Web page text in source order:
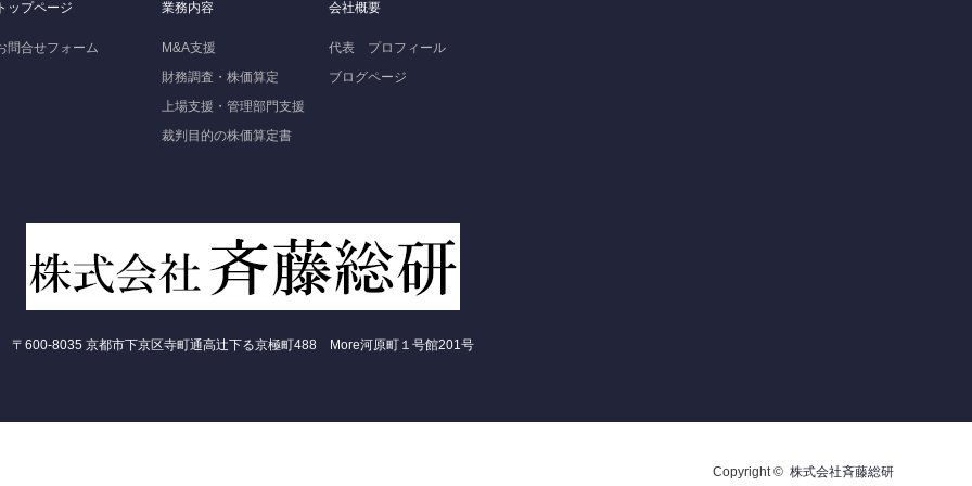
ップページ
問合せフォーム
業務内容
M&A支援
財務調査・株価算定
上場支援・管理部門支援
裁判目的の株価算定書
会社概要
代表 プロフィール
ブログページ
〒600-8035 京都市下京区寺町通高辻下る京極町488 More河原町１号館201号
Copyright © 株式会社斉藤総研